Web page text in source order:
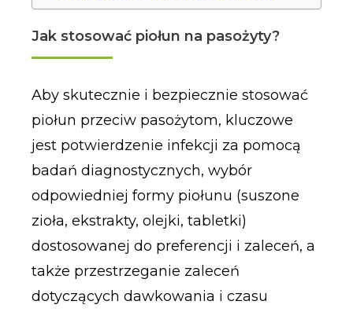
Jak stosować piołun na pasożyty?
Aby skutecznie i bezpiecznie stosować
piołun przeciw pasożytom, kluczowe
jest potwierdzenie infekcji za pomocą
badań diagnostycznych, wybór
odpowiedniej formy piołunu (suszone
zioła, ekstrakty, olejki, tabletki)
dostosowanej do preferencji i zaleceń, a
także przestrzeganie zaleceń
dotyczących dawkowania i czasu